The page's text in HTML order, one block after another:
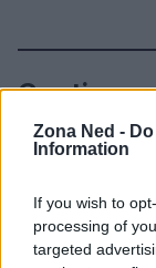
Zona Ned -
Information
If you wish to
processing of
targeted
Continua
NERD NEWS